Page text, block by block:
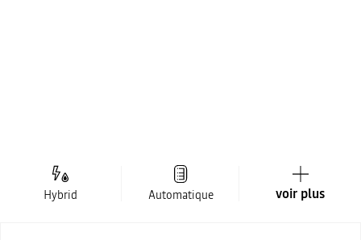
Hybrid Automatique voir plus